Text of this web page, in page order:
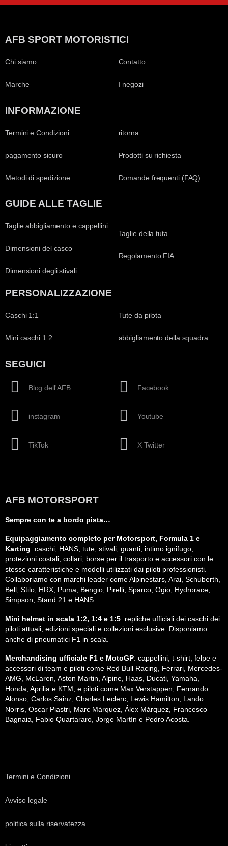
AFB SPORT MOTORISTICI
Chi siamo
Marche
Contatto
I negozi
INFORMAZIONE
Termini e Condizioni
pagamento sicuro
Metodi di spedizione
ritorna
Prodotti su richiesta
Domande frequenti (FAQ)
GUIDE ALLE TAGLIE
Taglie abbigliamento e cappellini
Dimensioni del casco
Dimensioni degli stivali
Taglie della tuta
Regolamento FIA
PERSONALIZZAZIONE
Caschi 1:1
Mini caschi 1:2
Tute da pilota
abbigliamento della squadra
SEGUICI
Blog dell'AFB
instagram
TikTok
Facebook
Youtube
X Twitter
AFB MOTORSPORT
Sempre con te a bordo pista…
Equipaggiamento completo per Motorsport, Formula 1 e
Karting: caschi, HANS, tute, stivali, guanti, intimo ignifugo,
protezioni costali, collari, borse per il trasporto e accessori con le
stesse caratteristiche e modelli utilizzati dai piloti professionisti.
Collaboriamo con marchi leader come Alpinestars, Arai, Schuberth,
Bell, Stilo, HRX, Puma, Bengio, Pirelli, Sparco, Ogio, Hydrorace,
Simpson, Stand 21 e HANS.
Mini helmet in scala 1:2, 1:4 e 1:5: repliche ufficiali dei caschi dei
piloti attuali, edizioni speciali e collezioni esclusive. Disponiamo
anche di pneumatici F1 in scala.
Merchandising ufficiale F1 e MotoGP: cappellini, t-shirt, felpe e
accessori di team e piloti come Red Bull Racing, Ferrari, Mercedes-
AMG, McLaren, Aston Martin, Alpine, Haas, Ducati, Yamaha,
Honda, Aprilia e KTM, e piloti come Max Verstappen, Fernando
Alonso, Carlos Sainz, Charles Leclerc, Lewis Hamilton, Lando
Norris, Oscar Piastri, Marc Márquez, Álex Márquez, Francesco
Bagnaia, Fabio Quartararo, Jorge Martín e Pedro Acosta.
Termini e Condizioni
Avviso legale
politica sulla riservatezza